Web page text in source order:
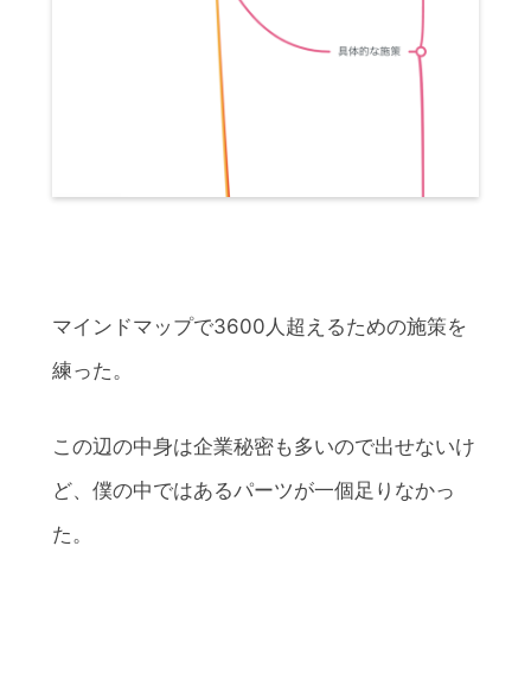
マインドマップで3600人超えるための施策を
練った。
この辺の中身は企業秘密も多いので出せないけ
ど、僕の中ではあるパーツが一個足りなかっ
た。